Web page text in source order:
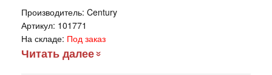
Производитель: Century
Артикул: 101771
На складе: Под заказ
Читать далее